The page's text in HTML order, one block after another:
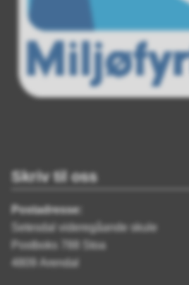
Skriv til oss
Postadresse:
Setesdal videregåande skule
Postboks 788 Stoa
4809 Arendal